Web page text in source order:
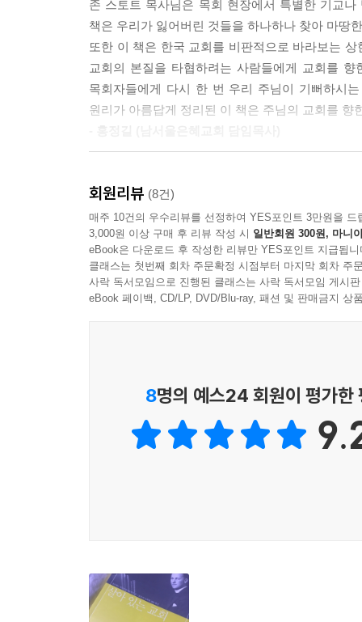
존 스토트 목사님은 목회 현장에서 특별한 기교
책은 우리가 잃어버린 것들을 하나하나 찾아 마땅
또한 이 책은 한국 교회를 비판적으로 바라보는
교회의 본질을 타협하려는 사람들에게 교회를
목회자들에게 다시 한 번 우리 주님이 기뻐하시
원리가 아름답게 정리된 이 책은 주님의 교회를 향
- 데이비드 잭맨 (프로클러메이션 재단 회장)
저자는 이 책에서 성실하고도 엄정한 성경 강해,
회원리뷰 (8건)
매주 10건의 우수리뷰를 선정하여 YES포인트 3만원을 드
3,000원 이상 구매 후 리뷰 작성 시 일반회원 300원, 마니
eBook은 다운로드 후 작성한 리뷰만 YES포인트 지급됩니
클래스는 첫번째 회차 주문확정 시점부터 마지막 회차 주
사락 독서모임으로 진행된 클래스는 사락 독서모임 게시
eBook 페이백, CD/LP, DVD/Blu-ray, 패션 및 판매금지 상
8명의 예스24 회원이 평가한